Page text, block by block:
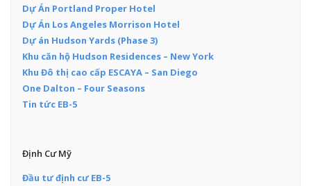
Dự Án Portland Proper Hotel
Dự Án Los Angeles Morrison Hotel
Dự án Hudson Yards (Phase 3)
Khu căn hộ Hudson Residences – New York
Khu Đô thị cao cấp ESCAYA – San Diego
One Dalton – Four Seasons
Tin tức EB-5
Định Cư Mỹ
Đầu tư định cư EB-5